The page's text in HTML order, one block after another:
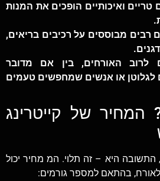
טריים ואיכותיים הופכים את המנות
רבים מבוססים על רכיבים בריאים,
לרוב האורחים, בין אם מדובר
לגלוטן או אנשים שמחפשים טעמים
המחיר של קייטרינג
התשובה היא – זה תלוי. המ מחיר יכול